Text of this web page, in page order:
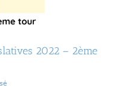
2022 – 2ème